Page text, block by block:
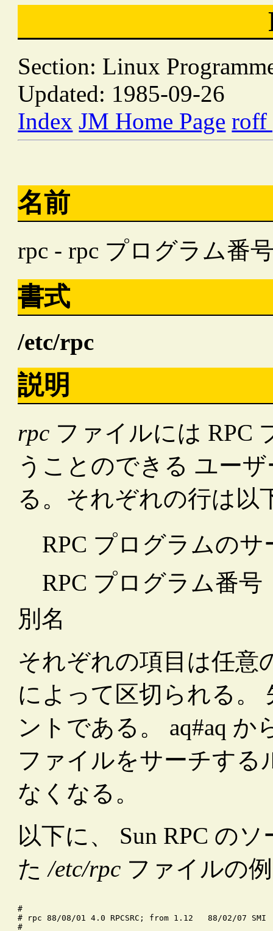
Section: Linux
Updated: 1985-09-26
Index JM Home Page roff
名前
rpc - rpc プログラム番
書式
/etc/rpc
説明
rpc ファイルには RPC
うことのできる ユー
る。それぞれの行は以
RPC プログラムの
RPC プログラム番号
別名
それぞれの項目は任意
によって区切られる。
ントである。 aq#aq
ファイルをサーチする
なくなる。
以下に、 Sun RPC の
た/etc/rpc ファイルの
#
# rpc 88/08/01 4.0 RPCSRC; from 1.12   88/02/07 SMI